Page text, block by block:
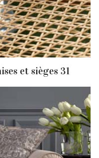
et sièges 31